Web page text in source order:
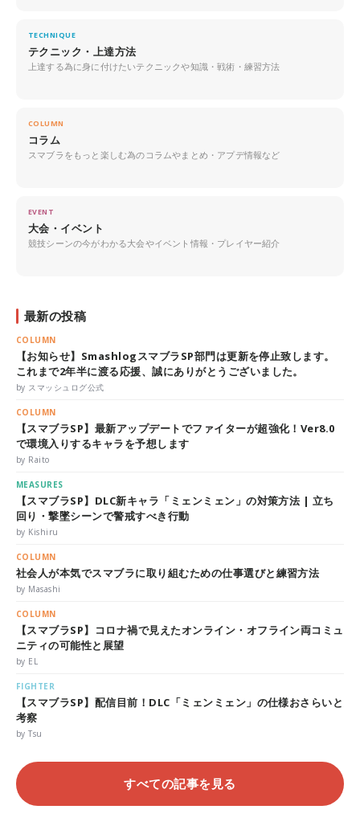
TECHNIQUE
テクニック・上達方法
上達する為に身に付けたいテクニックや知識・戦術・練習方法
COLUMN
コラム
スマブラをもっと楽しむ為のコラムやまとめ・アプデ情報など
EVENT
大会・イベント
競技シーンの今がわかる大会やイベント情報・プレイヤー紹介
最新の投稿
COLUMN
【お知らせ】SmashlogスマブラSP部門は更新を停止致します。
これまで2年半に渡る応援、誠にありがとうございました。
by スマッシュログ公式
COLUMN
【スマブラSP】最新アップデートでファイターが超強化！Ver8.0
で環境入りするキャラを予想します
by Raito
MEASURES
【スマブラSP】DLC新キャラ「ミェンミェン」の対策方法 | 立ち
回り・撃墜シーンで警戒すべき行動
by Kishiru
COLUMN
社会人が本気でスマブラに取り組むための仕事選びと練習方法
by Masashi
COLUMN
【スマブラSP】コロナ禍で見えたオンライン・オフライン両コミュ
ニティの可能性と展望
by EL
FIGHTER
【スマブラSP】配信目前！DLC「ミェンミェン」の仕様おさらいと
考察
by Tsu
すべての記事を見る